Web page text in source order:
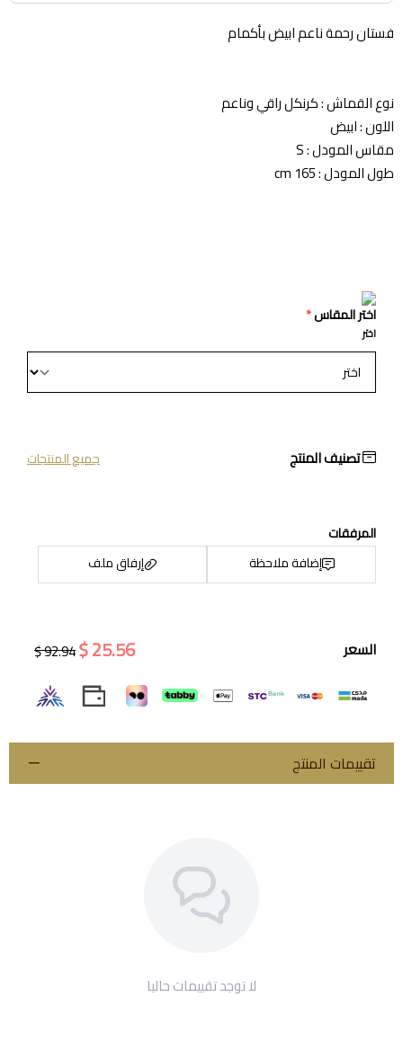
فستان رحمة ناعم ابيض بأكمام
نوع القماش : كرنكل راقي وناعم
اللون : ابيض
مقاس المودل : S
طول المودل : 165 cm
اختر المقاس*
اختر
تصنيف المنتج جميع المنتجات
المرفقات
إضافة ملاحظة
إرفاق ملف
اسحب و افلت الملف هنا
السعر 25.56 $
92.94 $
تقييمات المنتج
لا توجد تقييمات حاليا